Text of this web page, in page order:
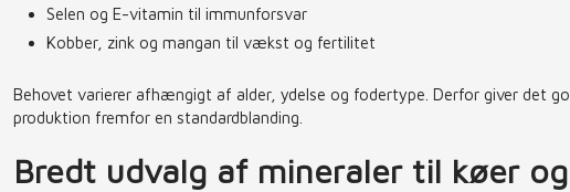
Selen og E-vitamin til immunforsvar
Kobber, zink og mangan til vækst og fertilitet
Behovet varierer afhængigt af alder, ydelse og fodertype. Derfor giver det
produktion fremfor en standardblanding.
Bredt udvalg af mineraler til køer